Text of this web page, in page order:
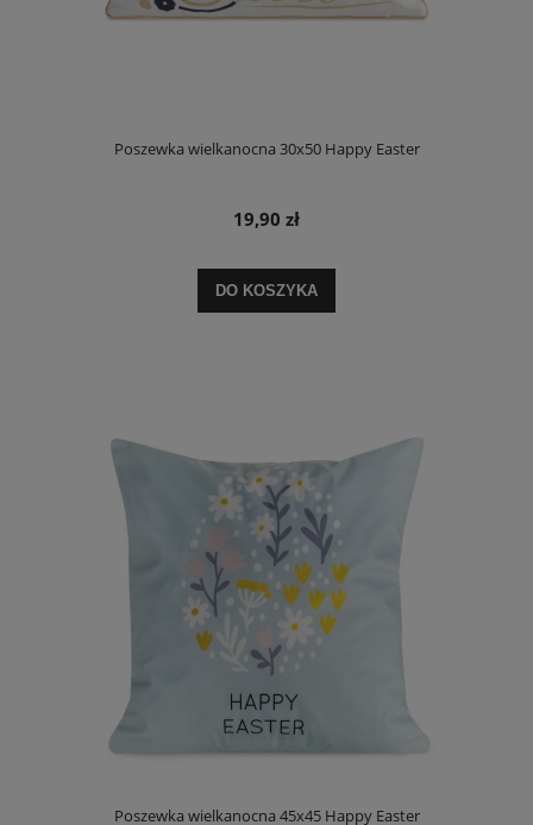
Poszewka wielkanocna 30x50 Happy Easter
19,90 zł
DO KOSZYKA
Poszewka wielkanocna 45x45 Happy Easter